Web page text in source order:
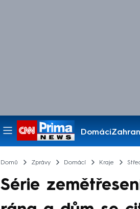
Domácí
Pořady
Domů Zprávy Domácí Kraje
Série